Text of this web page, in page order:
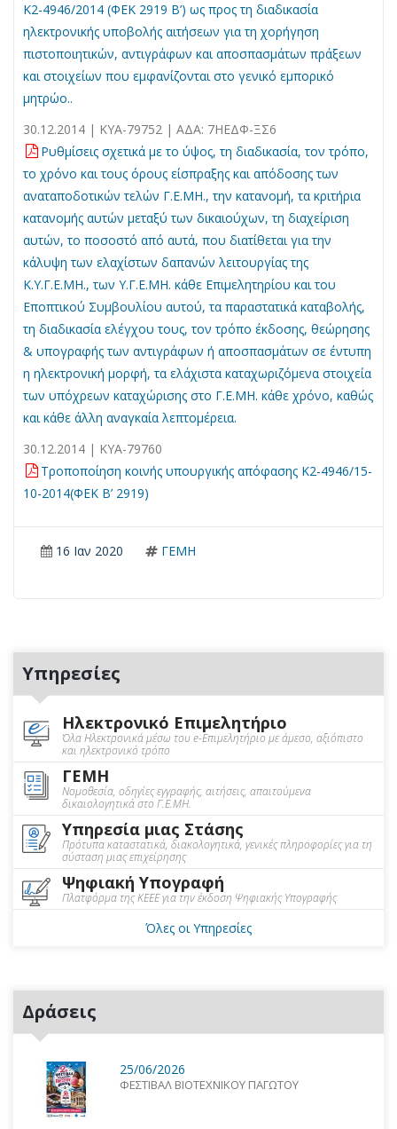
Κ2-4946/2014 (ΦΕΚ 2919 Β’) ως προς τη διαδικασία
ηλεκτρονικής υποβολής αιτήσεων για τη χορήγηση
πιστοποιητικών, αντιγράφων και αποσπασμάτων πράξεων
και στοιχείων που εμφανίζονται στο γενικό εμπορικό
μητρώο..
30.12.2014 | ΚΥΑ-79752 | ΑΔΑ: 7HEΔΦ-ΞΣ6
Ρυθμίσεις σχετικά με το ύψος, τη διαδικασία, τον τρόπο,
το χρόνο και τους όρους είσπραξης και απόδοσης των
αναταποδοτικών τελών Γ.Ε.ΜΗ., την κατανομή, τα κριτήρια
κατανομής αυτών μεταξύ των δικαιούχων, τη διαχείριση
αυτών, το ποσοστό από αυτά, που διατίθεται για την
κάλυψη των ελαχίστων δαπανών λειτουργίας της
Κ.Υ.Γ.Ε.ΜΗ., των Υ.Γ.Ε.ΜΗ. κάθε Επιμελητηρίου και του
Εποπτικού Συμβουλίου αυτού, τα παραστατικά καταβολής,
τη διαδικασία ελέγχου τους, τον τρόπο έκδοσης, θεώρησης
& υπογραφής των αντιγράφων ή αποσπασμάτων σε έντυπη
η ηλεκτρονική μορφή, τα ελάχιστα καταχωριζόμενα στοιχεία
των υπόχρεων καταχώρισης στο Γ.Ε.ΜΗ. κάθε χρόνο, καθώς
και κάθε άλλη αναγκαία λεπτομέρεια.
30.12.2014 | ΚΥΑ-79760
Τροποποίηση κοινής υπουργικής απόφασης Κ2-4946/15-
10-2014(ΦΕΚ Β’ 2919)
16 Ιαν 2020 ΓΕΜΗ
Υπηρεσίες
Ηλεκτρονικό Επιμελητήριο
Όλα Ηλεκτρονικά μέσω του e-Επιμελητήριο με άμεσο, αξιόπιστο
και ηλεκτρονικό τρόπο
ΓΕΜΗ
Νομοθεσία, οδηγίες εγγραφής, αιτήσεις, απαιτούμενα
δικαιολογητικά στο Γ.Ε.ΜΗ.
Υπηρεσία μιας Στάσης
Πρότυπα καταστατικά, διακολογητικά, γενικές πληροφορίες για τη
σύσταση μιας επιχείρησης
Ψηφιακή Υπογραφή
Πλατφόρμα της ΚΕΕΕ για την έκδοση Ψηφιακής Υπογραφής
Όλες οι Υπηρεσίες
Δράσεις
25/06/2026
ΦΕΣΤΙΒΑΛ ΒΙΟΤΕΧΝΙΚΟΥ ΠΑΓΩΤΟΥ